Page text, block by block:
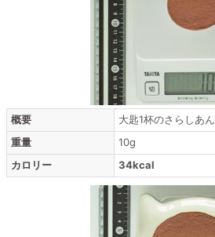
概要
大匙1杯のさらしあん
重量
10g
カロリー
34kcal